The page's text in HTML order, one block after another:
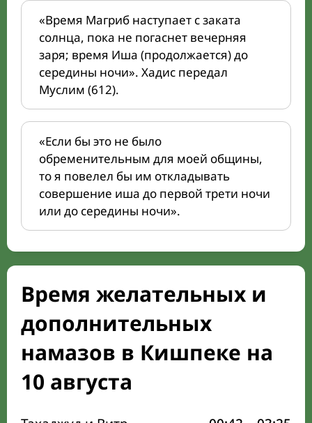
«Время Магриб наступает с заката
солнца, пока не погаснет вечерняя
заря; время Иша (продолжается) до
середины ночи». Хадис передал
Муслим (612).
«Если бы это не было
обременительным для моей общины,
то я повелел бы им откладывать
совершение иша до первой трети ночи
или до середины ночи».
Время желательных и
дополнительных
намазов в Кишпеке на
10 августа